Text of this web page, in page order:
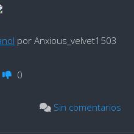
por Anxious_velvet1503
0
Sin comentarios